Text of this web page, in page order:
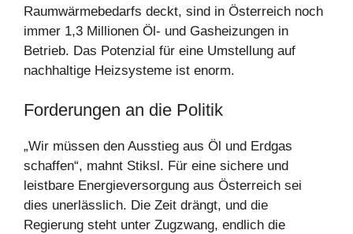
Raumwärmebedarfs deckt, sind in Österreich noch
immer 1,3 Millionen Öl- und Gasheizungen in
Betrieb. Das Potenzial für eine Umstellung auf
nachhaltige Heizsysteme ist enorm.
Forderungen an die Politik
„Wir müssen den Ausstieg aus Öl und Erdgas
schaffen“, mahnt Stiksl. Für eine sichere und
leistbare Energieversorgung aus Österreich sei
dies unerlässlich. Die Zeit drängt, und die
Regierung steht unter Zugzwang, endlich die